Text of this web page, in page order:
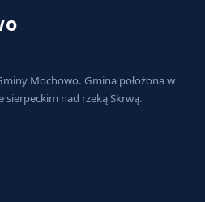
Mochowo. Gmina położona w
nad rzeką Skrwą.